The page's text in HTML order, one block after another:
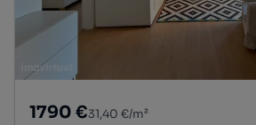
1790 €31,40 €/m²